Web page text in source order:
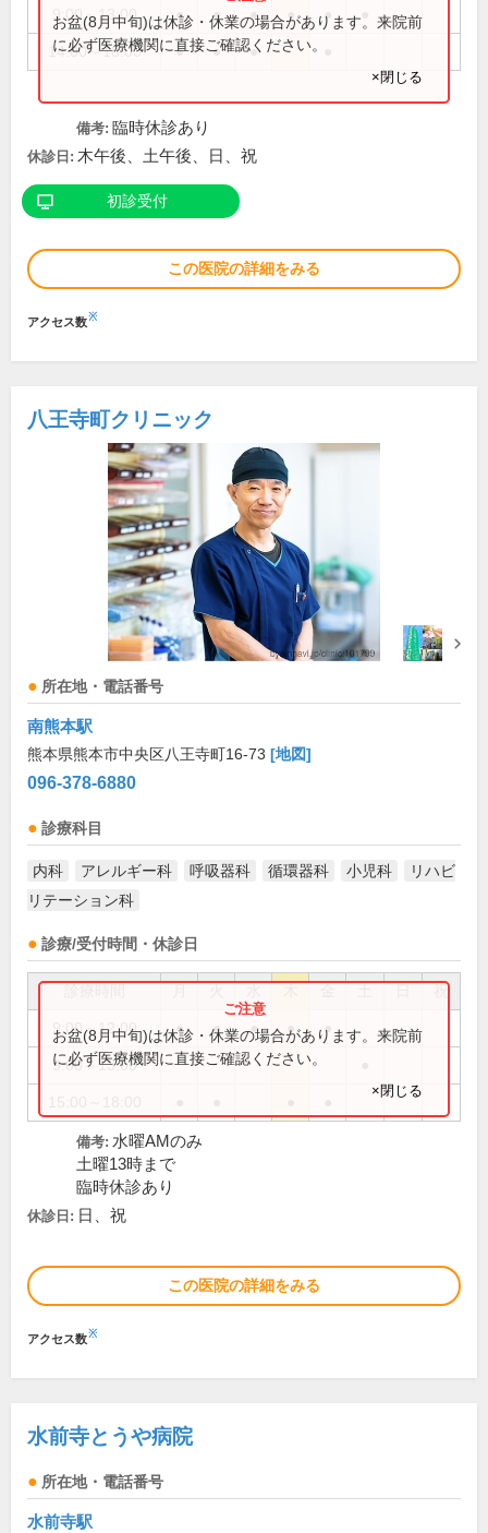
9:00～13:00 ● ● ● ● ●
14:00～18:00 ● ● ●
お盆(8月中旬)は休診・休業の場合があります。来院前
に必ず医療機関に直接ご確認ください。
×閉じる
備考: 臨時休診あり
休診日: 木午後、土午後、日、祝
初診受付
この医院の詳細をみる
アクセス数※
八王寺町クリニック
所在地・電話番号
南熊本駅
熊本県熊本市中央区八王寺町16-73 [地図]
096-378-6880
診療科目
内科 アレルギー科 呼吸器科 循環器科 小児科
リハビ
リテーション科
診療/受付時間・休診日
祝
9:00～12:00 ● ● ● ● ●
9:00～13:00
お盆(8月中旬)は休診・休業の場合があります。来院前
に必ず医療機関に直接ご確認ください。
×閉じる
備考: 水曜AMのみ
土曜13時まで
臨時休診あり
休診日: 日、祝
この医院の詳細をみる
アクセス数※
水前寺とうや病院
所在地・電話番号
水前寺駅